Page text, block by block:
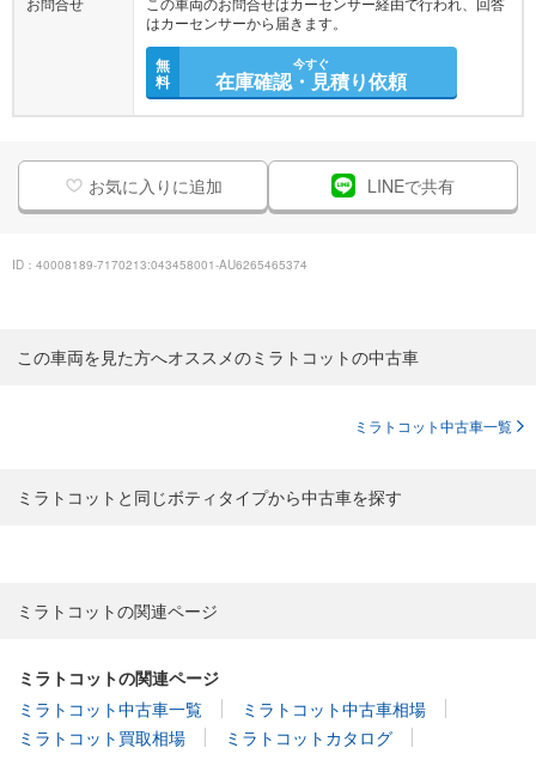
はカーセンサーから届きます。
無
料
今すぐ
在庫確認・見積り依頼
お気に入りに追加 LINEで共有
ID：40008189-7170213:043458001-AU6265465374
この車両を見た方へオススメのミラトコットの中古車
ミラトコット中古車一覧
ミラトコットと同じボティタイプから中古車を探す
ミラトコットの関連ページ
ミラトコットの関連ページ
ミラトコット中古車一覧
ミラトコット中古車相場
ミラトコット買取相場
ミラトコットカタログ